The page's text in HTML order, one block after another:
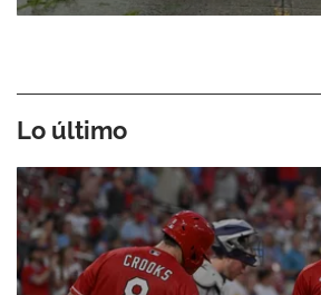
Lo último